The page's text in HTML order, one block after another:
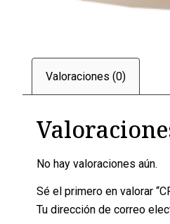
Valoraciones (0)
No hay valoraciones aún.
Sé el primero en valorar
Tu dirección de correo